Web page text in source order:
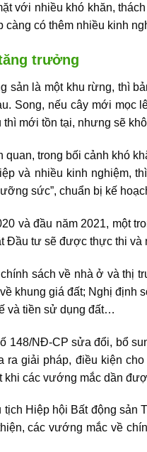
với nhiều khó khăn,
càng có thêm nhiều kinh
trưởng
sản là một khu rừng, thì
Song, nếu cây mới mọc
mới tồn tại, nhưng sẽ
quan, trong bối cảnh khó
và nhiều kinh nghiệm,
sức”, chuẩn bị kế
và đầu năm 2021, một
Đầu tư sẽ được thực thi
sách về nhà ở và thị
khung giá đất; Nghị định
và tiền sử dụng đất…
148/NĐ-CP sửa đổi, bổ
ra giải pháp, điều kiện
khi các vướng mắc dần
Hiệp hội Bất động sản
các vướng mắc về